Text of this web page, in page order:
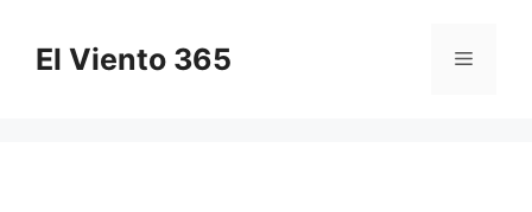
contenido
El Viento 365 Menú